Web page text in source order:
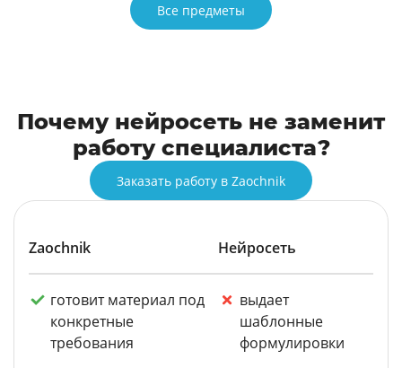
Все предметы
Почему нейросеть не заменит
работу специалиста?
Заказать работу в Zaochnik
Zaochnik Нейросеть
готовит материал под
конкретные
требования
выдает
шаблонные
формулировки